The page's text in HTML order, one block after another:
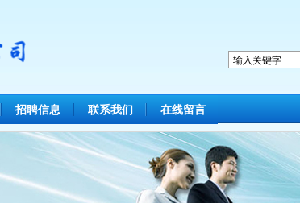
招聘信息 联系我们 在线留言